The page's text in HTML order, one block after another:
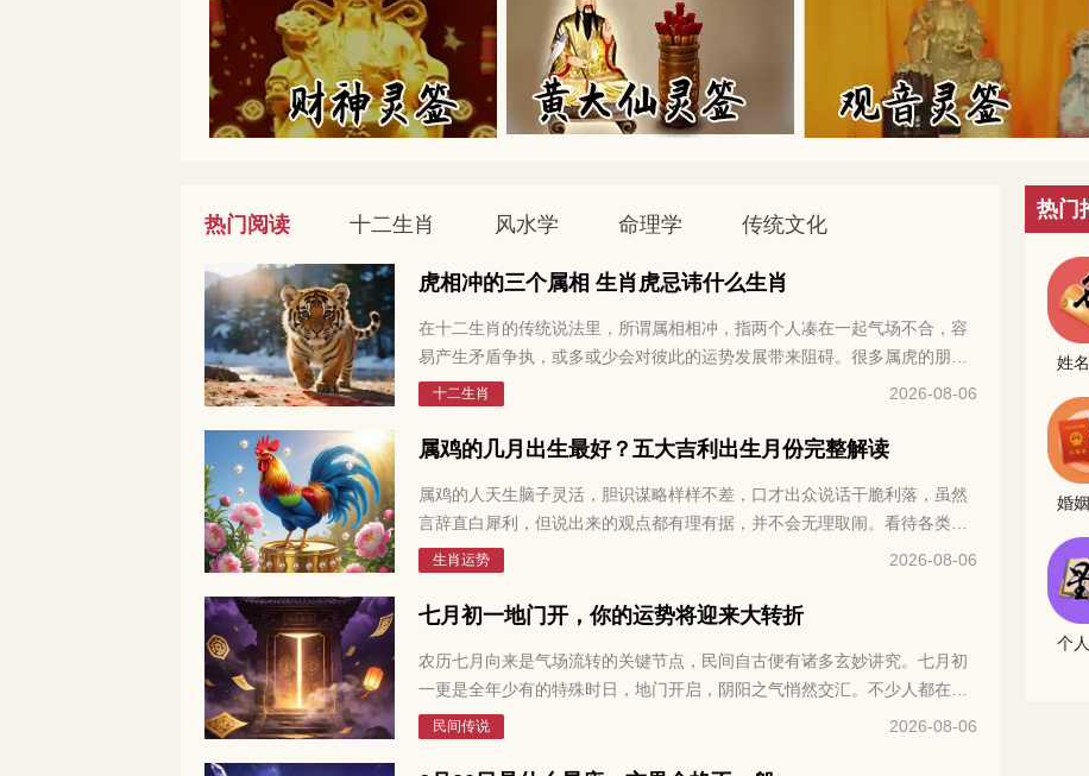
热门阅读 十二生肖 风水学 命理学 传统文化
虎相冲的三个属相 生肖虎忌讳什么生肖
在十二生肖的传统说法里，所谓属相相冲，指两个人凑在一起气场不合，容
易产生矛盾争执，或多或少会对彼此的运势发展带来阻碍。很多属虎的朋友
都很好奇，和老虎相冲的三个属相分别是哪些？接下来咱们就详细说一说。
2026-08-06
十二生肖
属鸡的几月出生最好？五大吉利出生月份完整解读
属鸡的人天生脑子灵活，胆识谋略样样不差，口才出众说话干脆利落，虽然
言辞直白犀利，但说出来的观点都有理有据，并不会无理取闹。看待各类事
情都有自己独到的看法，遇事决断干脆，不过骨子里好胜心比较强，凡事总
爱分出高下。在传统说法里，属鸡人不同月份降生，先天性格与整体运势差
别很大，不少属鸡朋友都好奇，一年当中哪个月份出生福气最好，下面就给
2026-08-06
生肖运势
七月初一地门开，你的运势将迎来大转折
农历七月向来是气场流转的关键节点，民间自古便有诸多玄妙讲究。七月初
一更是全年少有的特殊时日，地门开启，阴阳之气悄然交汇。不少人都在暗
中留意，这天的磁场变化，往往暗藏着下半年的运势密码。冥冥之中自有定
数，七月初一地门开，你的运势将迎来大转折。想知道究竟是吉是凶、该如
2026-08-06
民间传说
热门
姓
婚
个